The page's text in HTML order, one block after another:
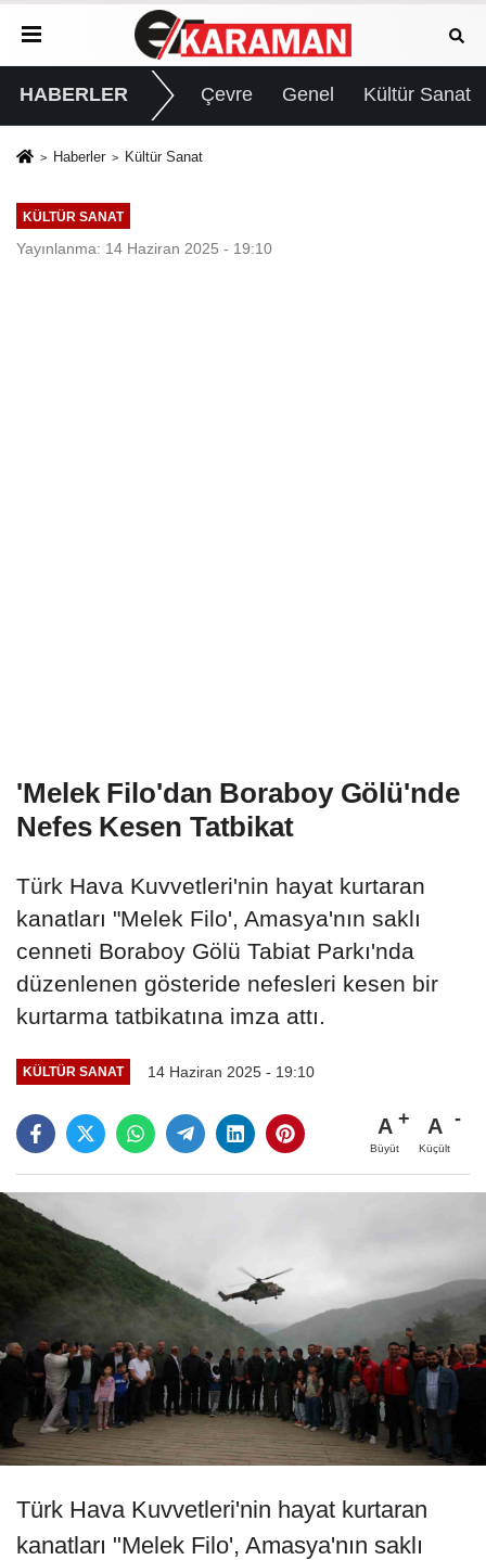
HABERLER Çevre Genel Kültür Sanat
Haberler Kültür Sanat
KÜLTÜR SANAT
Yayınlanma: 14 Haziran 2025 - 19:10
'Melek Filo'dan Boraboy Gölü'nde
Nefes Kesen Tatbikat
Türk Hava Kuvvetleri'nin hayat kurtaran
kanatları "Melek Filo', Amasya'nın saklı
cenneti Boraboy Gölü Tabiat Parkı'nda
düzenlenen gösteride nefesleri kesen bir
kurtarma tatbikatına imza attı.
KÜLTÜR SANAT 14 Haziran 2025 - 19:10
A
Büyüt
A
Küçült
Türk Hava Kuvvetleri'nin hayat kurtaran
kanatları "Melek Filo', Amasya'nın saklı